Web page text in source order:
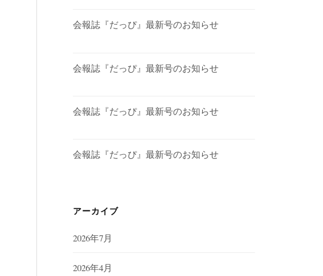
会報誌『だっぴ』最新号のお知らせ
会報誌『だっぴ』最新号のお知らせ
会報誌『だっぴ』最新号のお知らせ
会報誌『だっぴ』最新号のお知らせ
アーカイブ
2026年7月
2026年4月